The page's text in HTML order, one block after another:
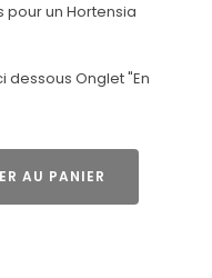
un Hortensia
Onglet "En
AU PANIER